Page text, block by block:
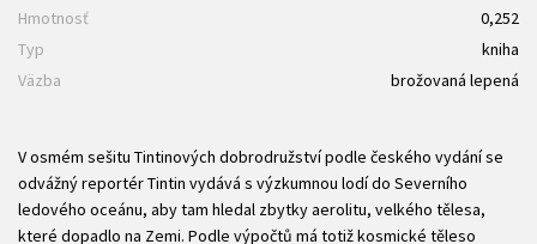
Hmotnosť
0,252
Typ
kniha
Väzba
brožovaná lepená
V osmém sešitu Tintinových dobrodružství podle českého vydání se
odvážný reportér Tintin vydává s výzkumnou lodí do Severního
ledového oceánu, aby tam hledal zbytky aerolitu, velkého tělesa,
které dopadlo na Zemi. Podle výpočtů má totiž kosmické těleso